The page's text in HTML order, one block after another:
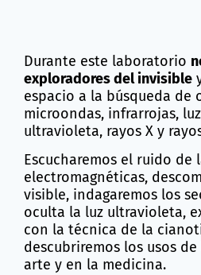
Durante este laboratorio
exploradores del invisible
espacio a la búsqueda de
microondas, infrarrojas,
ultravioleta, rayos X y
Escucharemos el ruido de
electromagnéticas,
visible, indagaremos los
oculta la luz ultravioleta,
con la técnica de la
descubriremos los usos
arte y en la medicina.